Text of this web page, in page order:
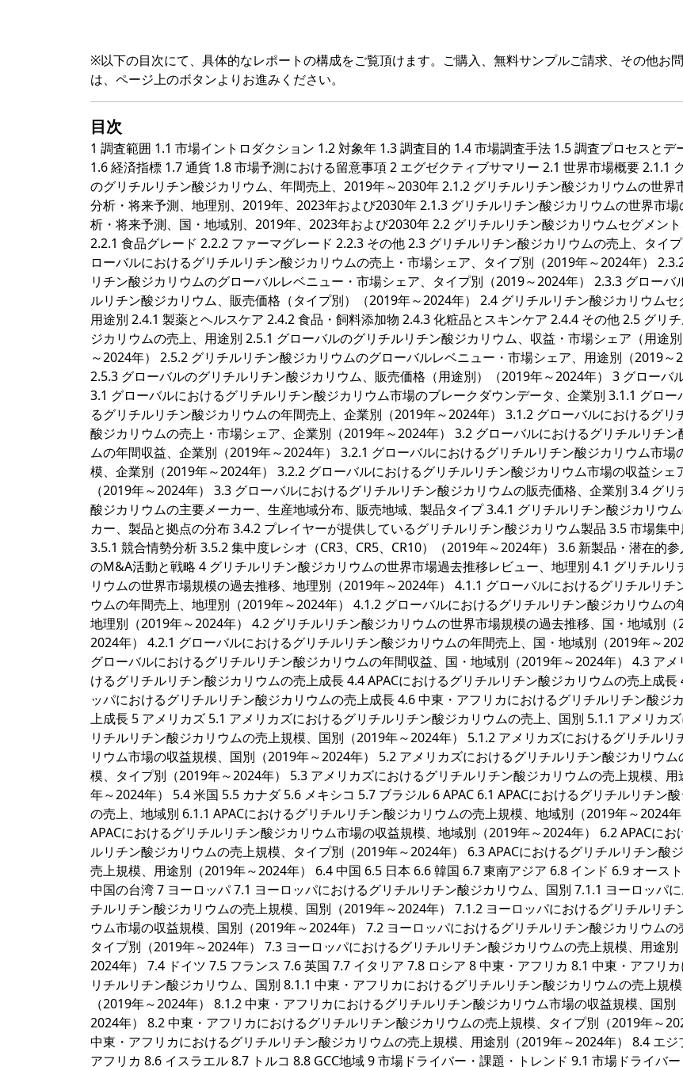
※以下の目次にて、具体的なレポートの構成をご覧頂けます。ご購入、無料サンプルご請求、その他お
は、ページ上のボタンよりお進みください。
目次
1 調査範囲 1.1 市場イントロダクション 1.2 対象年 1.3 調査目的 1.4 市場調査手法 1.5 調査プロセスとデ
1.6 経済指標 1.7 通貨 1.8 市場予測における留意事項 2 エグゼクティブサマリー 2.1 世界市場概要 2.1.1
のグリチルリチン酸ジカリウム、年間売上、2019年～2030年 2.1.2 グリチルリチン酸ジカリウムの世界
分析・将来予測、地理別、2019年、2023年および2030年 2.1.3 グリチルリチン酸ジカリウムの世界市場
析・将来予測、国・地域別、2019年、2023年および2030年 2.2 グリチルリチン酸ジカリウムセグメン
2.2.1 食品グレード 2.2.2 ファーマグレード 2.2.3 その他 2.3 グリチルリチン酸ジカリウムの売上、タイ
ローバルにおけるグリチルリチン酸ジカリウムの売上・市場シェア、タイプ別（2019年～2024年）
リチン酸ジカリウムのグローバルレベニュー・市場シェア、タイプ別（2019～2024年） 2.3.3 グローバ
ルリチン酸ジカリウム、販売価格（タイプ別）（2019年～2024年） 2.4 グリチルリチン酸ジカリウムセ
用途別 2.4.1 製薬とヘルスケア 2.4.2 食品・飼料添加物 2.4.3 化粧品とスキンケア 2.4.4 その他 2.5 グリ
ジカリウムの売上、用途別 2.5.1 グローバルのグリチルリチン酸ジカリウム、収益・市場シェア（用途
～2024年） 2.5.2 グリチルリチン酸ジカリウムのグローバルレベニュー・市場シェア、用途別（2019～
2.5.3 グローバルのグリチルリチン酸ジカリウム、販売価格（用途別）（2019年～2024年） 3 グローバ
3.1 グローバルにおけるグリチルリチン酸ジカリウム市場のブレークダウンデータ、企業別 3.1.1 グロー
るグリチルリチン酸ジカリウムの年間売上、企業別（2019年～2024年） 3.1.2 グローバルにおけるグリ
酸ジカリウムの売上・市場シェア、企業別（2019年～2024年） 3.2 グローバルにおけるグリチルリチン
ムの年間収益、企業別（2019年～2024年） 3.2.1 グローバルにおけるグリチルリチン酸ジカリウム市場
模、企業別（2019年～2024年） 3.2.2 グローバルにおけるグリチルリチン酸ジカリウム市場の収益シェ
（2019年～2024年） 3.3 グローバルにおけるグリチルリチン酸ジカリウムの販売価格、企業別 3.4 グリ
酸ジカリウムの主要メーカー、生産地域分布、販売地域、製品タイプ 3.4.1 グリチルリチン酸ジカリウ
カー、製品と拠点の分布 3.4.2 プレイヤーが提供しているグリチルリチン酸ジカリウム製品 3.5 市場集
3.5.1 競合情勢分析 3.5.2 集中度レシオ（CR3、CR5、CR10）（2019年～2024年） 3.6 新製品・潜在的
のM&A活動と戦略 4 グリチルリチン酸ジカリウムの世界市場過去推移レビュー、地理別 4.1 グリチルリ
リウムの世界市場規模の過去推移、地理別（2019年～2024年） 4.1.1 グローバルにおけるグリチルリチ
ウムの年間売上、地理別（2019年～2024年） 4.1.2 グローバルにおけるグリチルリチン酸ジカリウムの
地理別（2019年～2024年） 4.2 グリチルリチン酸ジカリウムの世界市場規模の過去推移、国・地域別（
2024年） 4.2.1 グローバルにおけるグリチルリチン酸ジカリウムの年間売上、国・地域別（2019年～
グローバルにおけるグリチルリチン酸ジカリウムの年間収益、国・地域別（2019年～2024年） 4.3 アメ
けるグリチルリチン酸ジカリウムの売上成長 4.4 APACにおけるグリチルリチン酸ジカリウムの売上成長
ッパにおけるグリチルリチン酸ジカリウムの売上成長 4.6 中東・アフリカにおけるグリチルリチン酸ジ
上成長 5 アメリカズ 5.1 アメリカズにおけるグリチルリチン酸ジカリウムの売上、国別 5.1.1 アメリカ
リチルリチン酸ジカリウムの売上規模、国別（2019年～2024年） 5.1.2 アメリカズにおけるグリチルリ
リウム市場の収益規模、国別（2019年～2024年） 5.2 アメリカズにおけるグリチルリチン酸ジカリウム
模、タイプ別（2019年～2024年） 5.3 アメリカズにおけるグリチルリチン酸ジカリウムの売上規模、用
年～2024年） 5.4 米国 5.5 カナダ 5.6 メキシコ 5.7 ブラジル 6 APAC 6.1 APACにおけるグリチルリチン
の売上、地域別 6.1.1 APACにおけるグリチルリチン酸ジカリウムの売上規模、地域別（2019年～2024
APACにおけるグリチルリチン酸ジカリウム市場の収益規模、地域別（2019年～2024年） 6.2 APACにお
ルリチン酸ジカリウムの売上規模、タイプ別（2019年～2024年） 6.3 APACにおけるグリチルリチン酸
売上規模、用途別（2019年～2024年） 6.4 中国 6.5 日本 6.6 韓国 6.7 東南アジア 6.8 インド 6.9 オース
中国の台湾 7 ヨーロッパ 7.1 ヨーロッパにおけるグリチルリチン酸ジカリウム、国別 7.1.1 ヨーロッパ
チルリチン酸ジカリウムの売上規模、国別（2019年～2024年） 7.1.2 ヨーロッパにおけるグリチルリチ
ウム市場の収益規模、国別（2019年～2024年） 7.2 ヨーロッパにおけるグリチルリチン酸ジカリウムの
タイプ別（2019年～2024年） 7.3 ヨーロッパにおけるグリチルリチン酸ジカリウムの売上規模、用途別
2024年） 7.4 ドイツ 7.5 フランス 7.6 英国 7.7 イタリア 7.8 ロシア 8 中東・アフリカ 8.1 中東・アフリ
リチルリチン酸ジカリウム、国別 8.1.1 中東・アフリカにおけるグリチルリチン酸ジカリウムの売上規
（2019年～2024年） 8.1.2 中東・アフリカにおけるグリチルリチン酸ジカリウム市場の収益規模、国別
2024年） 8.2 中東・アフリカにおけるグリチルリチン酸ジカリウムの売上規模、タイプ別（2019年～
中東・アフリカにおけるグリチルリチン酸ジカリウムの売上規模、用途別（2019年～2024年） 8.4 エジ
アフリカ 8.6 イスラエル 8.7 トルコ 8.8 GCC地域 9 市場ドライバー・課題・トレンド 9.1 市場ドライバ